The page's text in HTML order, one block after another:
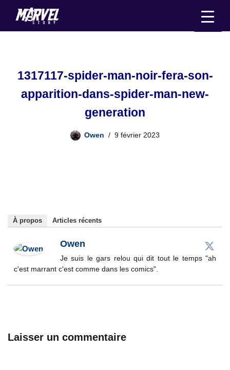
1317117-spider-man-noir-fera-son-
apparition-dans-spider-man-new-
generation
Owen 9 février 2023
À propos Articles récents
Owen
Je suis le gars relou qui dit tout le temps "ah
c'est marrant c'est comme dans les comics".
Laisser un commentaire